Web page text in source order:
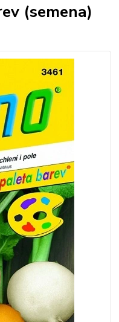
(semena)